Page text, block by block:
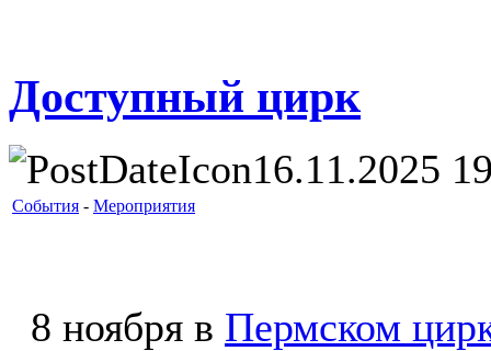
Доступный цирк
16.11.2025
События - Мероприятия
8 ноября в Пермском